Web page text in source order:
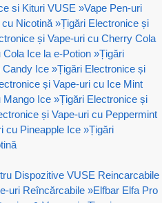
si Kituri VUSE »Vape Pen-uri
cu Nicotină »Țigări Electronice și
și Vape-uri cu Cherry Cola
Ice la e-Potion »Țigări
Candy Ice »Țigări Electronice și
și Vape-uri cu Ice Mint
Mango Ice »Țigări Electronice și
și Vape-uri cu Peppermint
cu Pineapple Ice »Țigări
Dispozitive VUSE Reincarcabile
uri Reîncărcabile »Elfbar Elfa Pro